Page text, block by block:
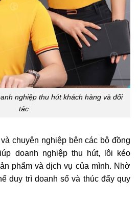
nghiệp thu hút khách hàng và đối
tác
chuyên nghiệp bên các bộ đồng
doanh nghiệp thu hút, lôi kéo
phẩm và dịch vụ của mình. Nhờ
duy trì doanh số và thúc đẩy quy